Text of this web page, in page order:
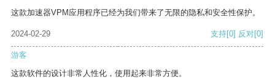
这款加速器VPM应用程序已经为我们带来了无限的隐私和安全性保护。
2024-02-29 支持[0] 反对[0]
游客
这款软件的设计非常人性化，使用起来非常方便。